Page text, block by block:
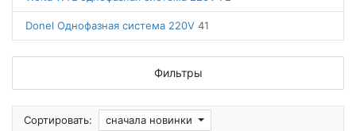
Donel Однофазная система 220V 41
Фильтры
Сортировать:
сначала новинки